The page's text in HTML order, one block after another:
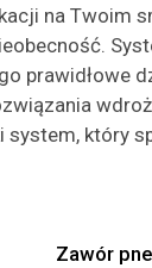
na Twoim
prawidłowe
który
Zawór